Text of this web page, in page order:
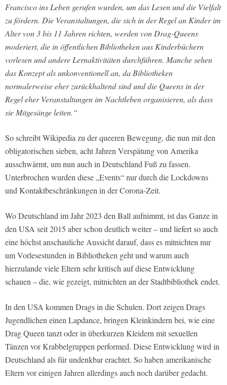
Francisco ins Leben gerufen wurden, um das Lesen und die Vielfalt
zu fördern. Die Veranstaltungen, die sich in der Regel an Kinder im
Alter von 3 bis 11 Jahren richten, werden von Drag-Queens
moderiert, die in öffentlichen Bibliotheken aus Kinderbüchern
vorlesen und andere Lernaktivitäten durchführen. Manche sehen
das Konzept als unkonventionell an, da Bibliotheken
normalerweise eher zurückhaltend sind und die Queens in der
Regel eher Veranstaltungen im Nachtleben organisieren, als dass
sie Mitgesänge leiten.“
So schreibt Wikipedia zu der queeren Bewegung, die nun mit den
obligatorischen sieben, acht Jahren Verspätung von Amerika
ausschwärmt, um nun auch in Deutschland Fuß zu fassen.
Unterbrochen wurden diese „Events“ nur durch die Lockdowns
und Kontaktbeschränkungen in der Corona-Zeit.
Wo Deutschland im Jahr 2023 den Ball aufnimmt, ist das Ganze in
den USA seit 2015 aber schon deutlich weiter – und liefert so auch
eine höchst anschauliche Aussicht darauf, dass es mitnichten nur
um Vorlesestunden in Bibliotheken geht und warum auch
hierzulande viele Eltern sehr kritisch auf diese Entwicklung
schauen – die, wie gezeigt, mitnichten an der Stadtbibliothek endet.
In den USA kommen Drags in die Schulen. Dort zeigen Drags
Jugendlichen einen Lapdance, bringen Kleinkindern bei, wie eine
Drag Queen tanzt oder in überkurzen Kleidern mit sexuellen
Tänzen vor Krabbelgruppen performed. Diese Entwicklung wird in
Deutschland als für undenkbar erachtet. So haben amerikanische
Eltern vor einigen Jahren allerdings auch noch darüber gedacht.